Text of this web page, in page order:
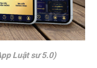
Luật sư 5.0)